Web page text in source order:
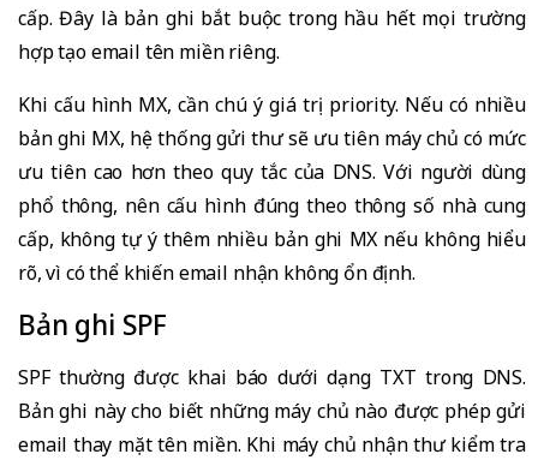
cấp. Đây là bản ghi bắt buộc trong hầu hết mọi trường
hợp tạo email tên miền riêng.
Khi cấu hình MX, cần chú ý giá trị priority. Nếu có nhiều
bản ghi MX, hệ thống gửi thư sẽ ưu tiên máy chủ có mức
ưu tiên cao hơn theo quy tắc của DNS. Với người dùng
phổ thông, nên cấu hình đúng theo thông số nhà cung
cấp, không tự ý thêm nhiều bản ghi MX nếu không hiểu
rõ, vì có thể khiến email nhận không ổn định.
Bản ghi SPF
SPF thường được khai báo dưới dạng TXT trong DNS.
Bản ghi này cho biết những máy chủ nào được phép gửi
email thay mặt tên miền. Khi máy chủ nhận thư kiểm tra